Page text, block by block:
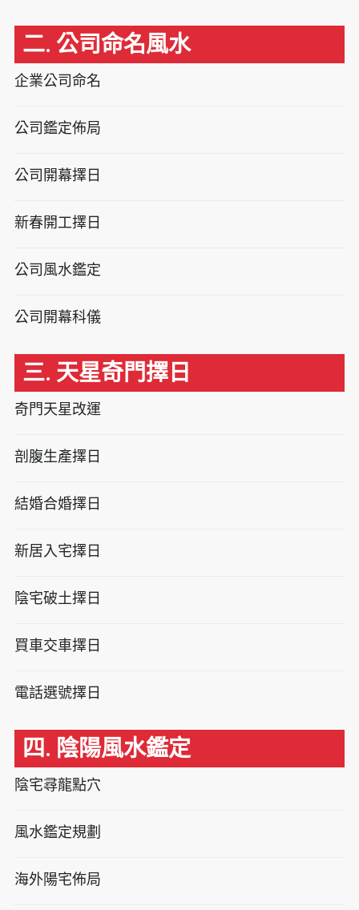
二. 公司命名風水
企業公司命名
公司鑑定佈局
公司開幕擇日
新春開工擇日
公司風水鑑定
公司開幕科儀
三. 天星奇門擇日
奇門天星改運
剖腹生產擇日
結婚合婚擇日
新居入宅擇日
陰宅破土擇日
買車交車擇日
電話選號擇日
四. 陰陽風水鑑定
陰宅尋龍點穴
風水鑑定規劃
海外陽宅佈局